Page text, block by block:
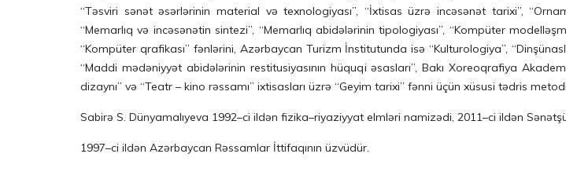
“Təsviri sənət əsərlərinin material və texnologiyası”, “İxtisas üzrə incəsənət tarixi”,
“Memarlıq və incəsənətin sintezi”, “Memarlıq abidələrinin tipologiyası”, “Kompüter
“Kompüter qrafikası” fənlərini, Azərbaycan Turizm İnstitutunda isə “Kulturologiya”,
“Maddi mədəniyyət abidələrinin restitusiyasının hüquqi əsasları”, Bakı Xoreoqrafiya
dizaynı” və “Teatr – kino rəssamı” ixtisasları üzrə “Geyim tarixi” fənni üçün xüsusi tədris
Sabirə S. Dünyamalıyeva 1992–ci ildən fizika–riyaziyyat elmləri namizədi, 2011–ci ildən
1997–ci ildən Azərbaycan Rəssamlar İttifaqının üzvüdür.